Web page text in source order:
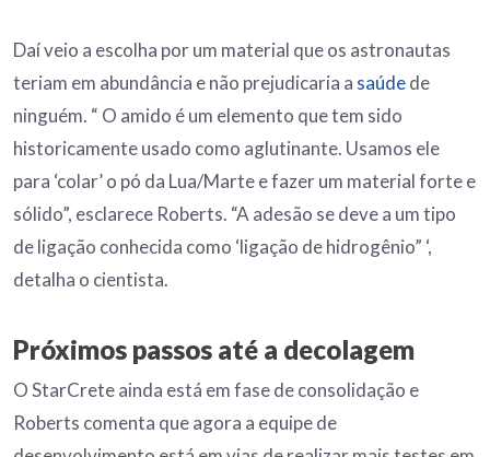
Daí veio a escolha por um material que os astronautas
teriam em abundância e não prejudicaria a saúdede
ninguém. “ O amido é um elemento que tem sido
historicamente usado como aglutinante. Usamos ele
para ‘colar’ o pó da Lua/Marte e fazer um material forte e
sólido”, esclarece Roberts. “A adesão se deve a um tipo
de ligação conhecida como ‘ligação de hidrogênio” ‘,
detalha o cientista.
Próximos passos até a decolagem
O StarCrete ainda está em fase de consolidação e
Roberts comenta que agora a equipe de